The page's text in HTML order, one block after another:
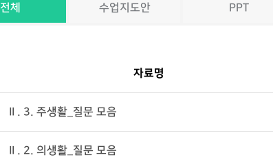
전체 수업지도안 PPT
자료명
Ⅱ. 3. 주생활_질문 모음
Ⅱ. 2. 의생활_질문 모음